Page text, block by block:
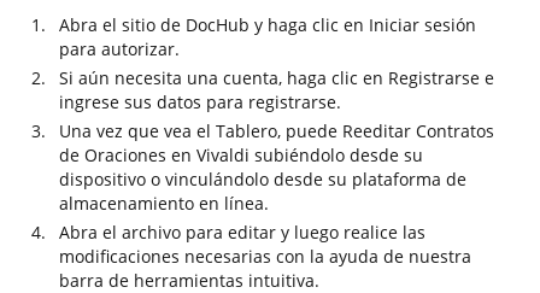
Abra el sitio de DocHub y haga clic en Iniciar sesión
para autorizar.
Si aún necesita una cuenta, haga clic en Registrarse e
ingrese sus datos para registrarse.
Una vez que vea el Tablero, puede Reeditar Contratos
de Oraciones en Vivaldi subiéndolo desde su
dispositivo o vinculándolo desde su plataforma de
almacenamiento en línea.
Abra el archivo para editar y luego realice las
modificaciones necesarias con la ayuda de nuestra
barra de herramientas intuitiva.